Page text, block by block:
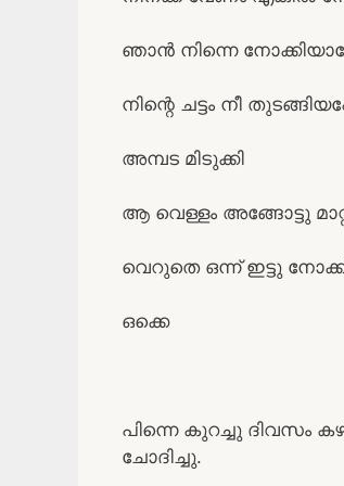
ഞാൻ നിന്നെ
നിന്റെ ചട്ടം നീ
അമ്പട മിടുക്കി
ആ വെള്ളം അങ്ങോട്ടു
വെറുതെ ഒന്ന് ഇട്ടു
ഒക്കെ
പിന്നെ കുറച്ചു
ചോദിച്ചു.